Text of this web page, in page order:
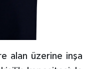
alan üzerine inşa